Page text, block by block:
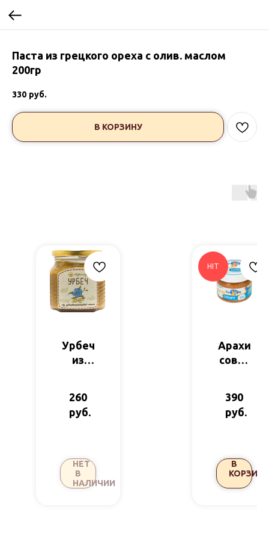
Паста из грецкого ореха с олив. маслом
200гр
330 руб.
В КОРЗИНУ
Урбеч
из
о льна
230гр
260
руб.
НЕТ
В
НАЛИЧИИ
HIT
Арахи
совая
300гр
Корол
390
руб.
В
КОРЗИНУ